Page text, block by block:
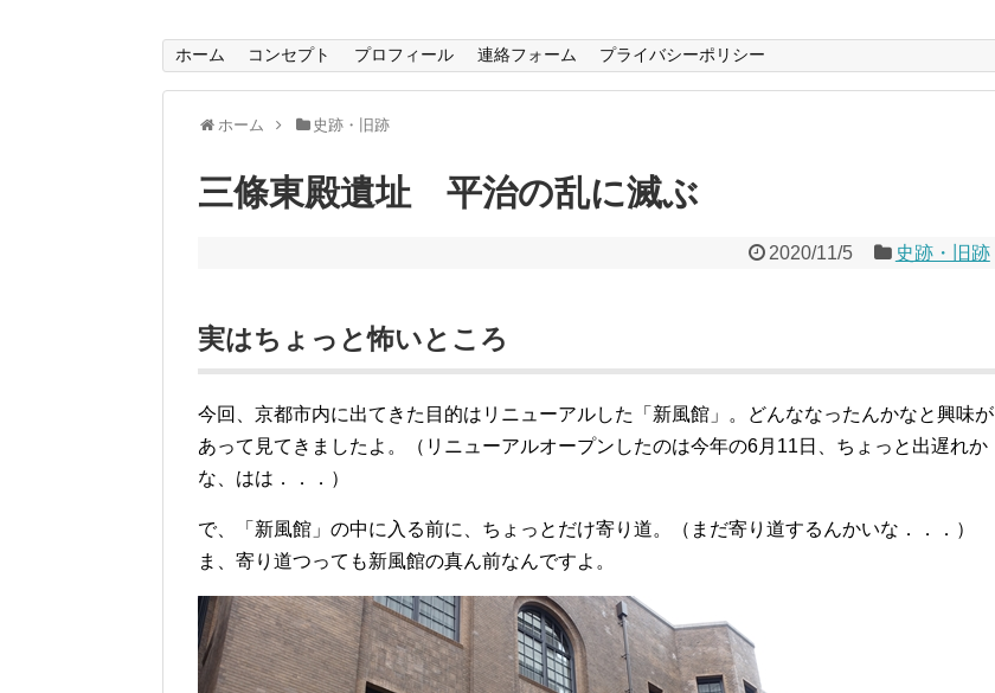
ホーム コンセプト プロフィール 連絡フォーム プライバシーポリシー
ホーム 史跡・旧跡
三條東殿遺址 平治の乱に滅ぶ
2020/11/5 史跡・旧跡
実はちょっと怖いところ
今回、京都市内に出てきた目的はリニューアルした「新風館」。どんななったんかなと興味が
あって見てきましたよ。（リニューアルオープンしたのは今年の6月11日、ちょっと出遅れか
な、はは．．．）
で、「新風館」の中に入る前に、ちょっとだけ寄り道。（まだ寄り道するんかいな．．．）
ま、寄り道つっても新風館の真ん前なんですよ。